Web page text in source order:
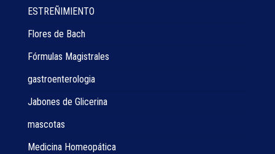
ESTREÑIMIENTO
Flores de Bach
Fórmulas Magistrales
gastroenterologia
Jabones de Glicerina
mascotas
Medicina Homeopática